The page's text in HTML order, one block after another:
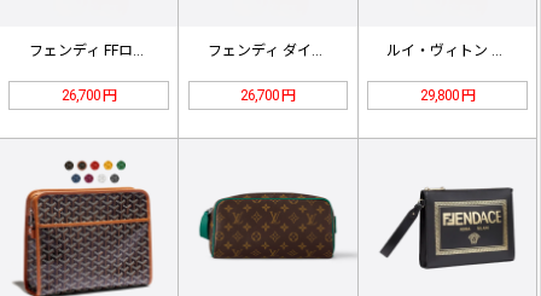
26,700 円 26,700 円 29,800 円